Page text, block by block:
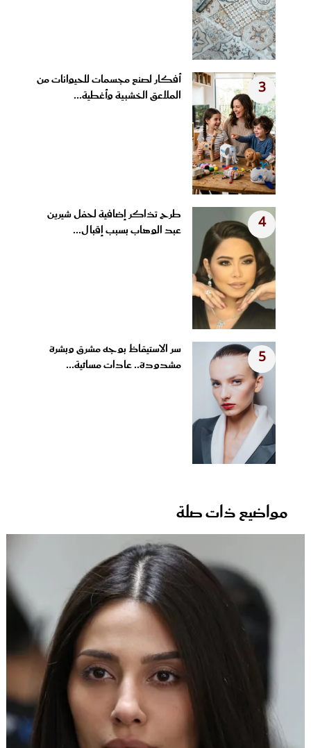
3
أفكار لصنع مجسمات للحيوانات من
الملاعق الخشبية وأغطية...
4
طرح تذاكر إضافية لحفل شيرين
عبد الوهاب بسبب إقبال...
5
سر الاستيقاظ بوجه مشرق وبشرة
مشدودة.. عادات مسائية...
مواضيع ذات صلة